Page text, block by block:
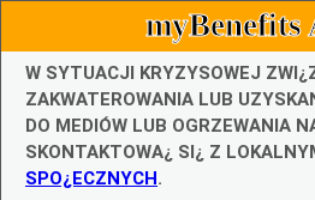
myBenefits
W SYTUACJI KRYZYSOWEJ
ZAKWATEROWANIA LUB
DO MEDIÓW LUB OGRZEWANIA
SKONTAKTOWA¿ SI¿ Z
SPO¿ECZNYCH.